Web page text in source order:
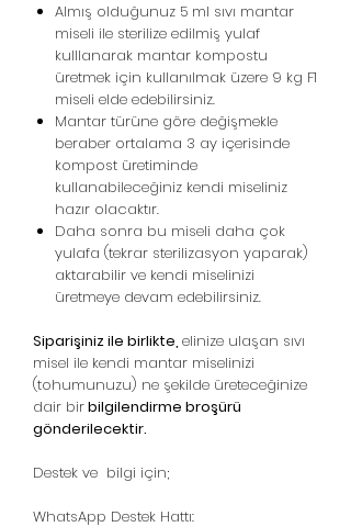
Almış olduğunuz 5 ml sıvı mantar
miseli ile sterilize edilmiş yulaf
kulllanarak mantar kompostu
üretmek için kullanılmak üzere 9 kg F1
miseli elde edebilirsiniz.
Mantar türüne göre değişmekle
beraber ortalama 3 ay içerisinde
kompost üretiminde
kullanabileceğiniz kendi miseliniz
hazır olacaktır.
Daha sonra bu miseli daha çok
yulafa (tekrar sterilizasyon yaparak)
aktarabilir ve kendi miselinizi
üretmeye devam edebilirsiniz.
Siparişiniz ile birlikte, elinize ulaşan sıvı
misel ile kendi mantar miselinizi
(tohumunuzu) ne şekilde üreteceğinize
dair birbilgilendirme broşürü
gönderilecektir.
Destek ve bilgi için;
WhatsApp Destek Hattı: